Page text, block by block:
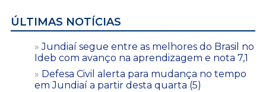
ÚLTIMAS NOTÍCIAS
Jundiaí segue entre as melhores do Brasil no
Ideb com avanço na aprendizagem e nota 7,1
Defesa Civil alerta para mudança no tempo
em Jundiaí a partir desta quarta (5)